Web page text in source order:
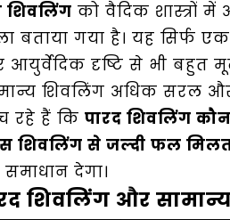
Panchang
Kundli
Numerology
शिवलिंग को वैदिक शास्त्रों
बताया गया है। यह सिर्फ
दृष्टि से भी बहुत
शिवलिंग अधिक सरल
रहे हैं कि पारद शिवलिंग
शिवलिंग से जल्दी फल
देगा।
शिवलिंग और